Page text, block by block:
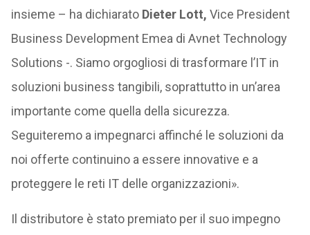
insieme – ha dichiarato Dieter Lott, Vice President
Business Development Emea di Avnet Technology
Solutions -. Siamo orgogliosi di trasformare l’IT in
soluzioni business tangibili, soprattutto in un’area
importante come quella della sicurezza.
Seguiteremo a impegnarci affinché le soluzioni da
noi offerte continuino a essere innovative e a
proteggere le reti IT delle organizzazioni».
Il distributore è stato premiato per il suo impegno